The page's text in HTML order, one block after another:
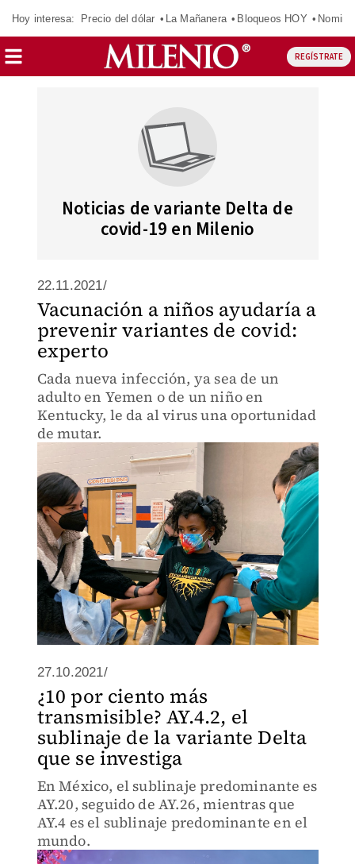
Hoy interesa: Precio del dólar La Mañanera Bloqueos HOY
REGÍSTRATE
Noticias de variante Delta de
covid-19 en Milenio
22.11.2021/
Vacunación a niños ayudaría a
prevenir variantes de covid:
experto
Cada nueva infección, ya sea de un
adulto en Yemen o de un niño en
Kentucky, le da al virus una oportunidad
de mutar.
27.10.2021/
¿10 por ciento más
transmisible? AY.4.2, el
sublinaje de la variante Delta
que se investiga
En México, el sublinaje predominante es
AY.20, seguido de AY.26, mientras que
AY.4 es el sublinaje predominante en el
mundo.